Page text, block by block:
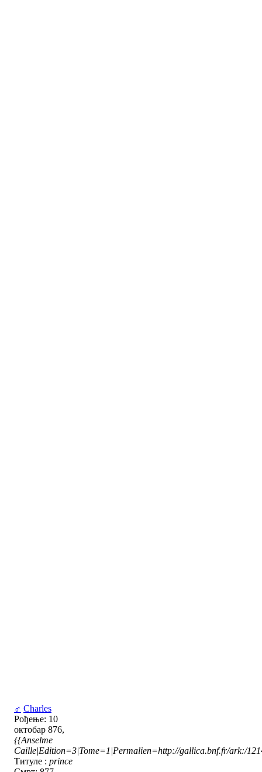
♂ Charles
Рођење: 10
октобар 876,
{{Anselme
Caille|Edition=3|Tome=1|Permalien=http://gallica.bnf.fr/ark:/
Титуле : prince